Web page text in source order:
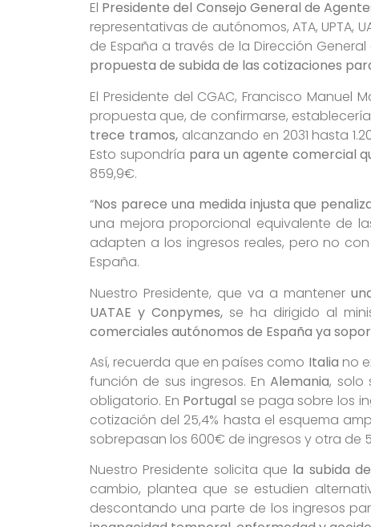
El Presidente del Consejo General de
representativas de autónomos, ATA, UPTA,
de España a través de la Dirección
propuesta de subida de las cotizaciones
El Presidente del CGAC, Francisco Manuel
propuesta que, de confirmarse, establecería
trece tramos,alcanzando en 2031 hasta
Esto supondría para un agente comercial
859,9€.
“Nos parece una medida injusta que
una mejora proporcional equivalente de
adapten a los ingresos reales, pero no
España.
Nuestro Presidente, que va a mantener
UATAE y Conpymes,se ha dirigido al
comerciales autónomos de España ya
Así, recuerda que en países como Italia no
función de sus ingresos. EnAlemania, solo
obligatorio. En Portugal se paga sobre los
cotización del 25,4% hasta el esquema
sobrepasan los 600€ de ingresos y otra de
Nuestro Presidente solicita que la subida
cambio, plantea que se estudien
descontando una parte de los ingresos